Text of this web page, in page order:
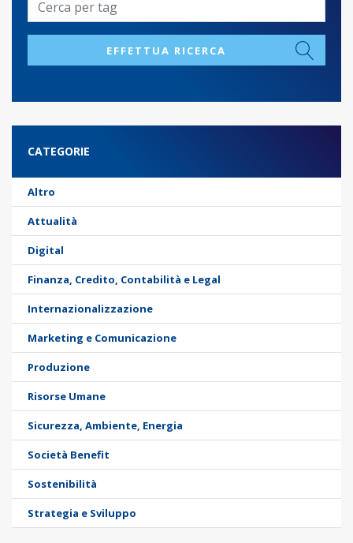
EFFETTUA RICERCA
CATEGORIE
Altro
Attualità
Digital
Finanza, Credito, Contabilità e Legal
Internazionalizzazione
Marketing e Comunicazione
Produzione
Risorse Umane
Sicurezza, Ambiente, Energia
Società Benefit
Sostenibilità
Strategia e Sviluppo